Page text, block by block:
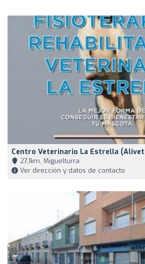
Centro Veterinario La Estrella
27,1km, Miguelturra
Ver dirección y datos de contacto